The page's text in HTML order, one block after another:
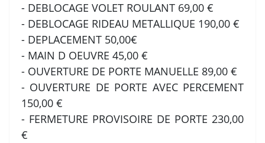
- DEBLOCAGE VOLET ROULANT 69,00 €
- DEBLOCAGE RIDEAU METALLIQUE 190,00 €
- DEPLACEMENT 50,00€
- MAIN D OEUVRE 45,00 €
- OUVERTURE DE PORTE MANUELLE 89,00 €
- OUVERTURE DE PORTE AVEC PERCEMENT
150,00 €
- FERMETURE PROVISOIRE DE PORTE 230,00
€